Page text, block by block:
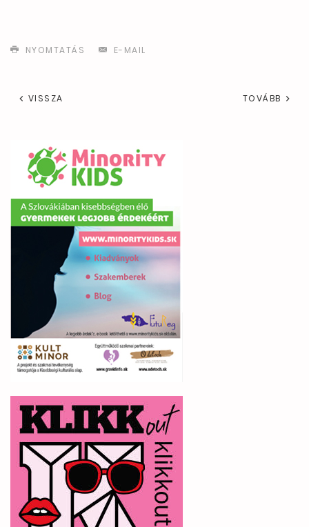
NYOMTATÁS E-MAIL
VISSZA TOVÁBB